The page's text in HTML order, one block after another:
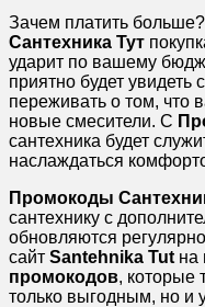
Зачем платить
Сантехника Тут
ударит по вашему
приятно будет увидеть
переживать о том, что
новые смесители. С
сантехника будет
наслаждаться
Промокоды
сантехнику с
обновляются
сайт Santehnika Tut на
промокодов, которые
только выгодным, но и